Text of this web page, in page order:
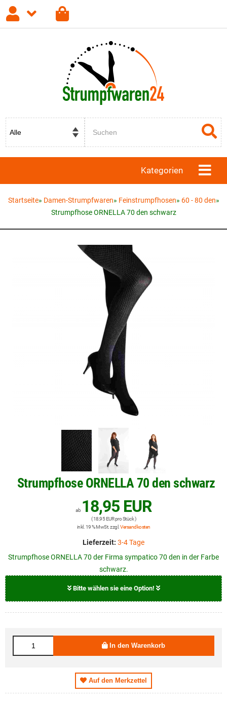
Registrieren Passwort vergessen?
Kategorien
Startseite» Damen-Strumpfwaren» Feinstrumpfhosen» 60 - 80 den»
Strumpfhose ORNELLA 70 den schwarz
Strumpfhose ORNELLA 70 den schwarz
ab 18,95 EUR
( 18,95 EUR pro Stück )
inkl. 19 % MwSt. zzgl. Versandkosten
Lieferzeit: 3-4 Tage
Strumpfhose ORNELLA 70 der Firma sympatico 70 den in der Farbe
schwarz.
Bitte wählen sie eine Option!
XXXL In den Warenkorb
Auf den Merkzettel